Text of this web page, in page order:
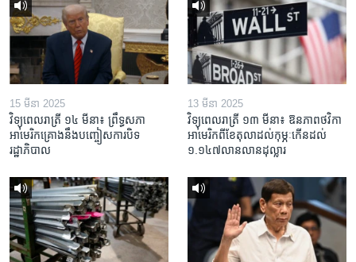
15 មីនា 2025
វិទ្យុពេលរាត្រី ១៤ មីនា៖ ព្រឹទ្ធសភា
អាមេរិកគ្រោងនឹងបញ្ចៀសការបិទ
រដ្ឋាភិបាល
13 មីនា 2025
វិទ្យុពេលរាត្រី ១៣ មីនា៖ ឱនភាព​ថវិកា​
អាមេរិក​ពី​ខែ​តុលា​ដល់​កុម្ភៈ​កើន​ដល់​
១.១៤៧​លានលាន​ដុល្លារ